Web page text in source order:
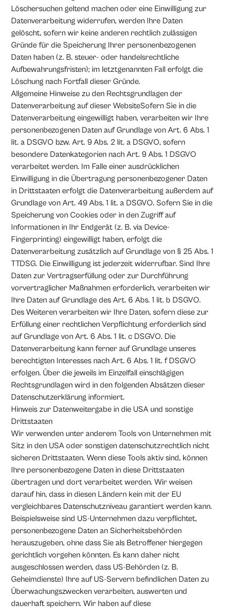
Löschersuchen geltend machen oder eine Einwilligung zur
Datenverarbeitung widerrufen, werden Ihre Daten
gelöscht, sofern wir keine anderen rechtlich zulässigen
Gründe für die Speicherung Ihrer personenbezogenen
Daten haben (z. B. steuer- oder handelsrechtliche
Aufbewahrungsfristen); im letztgenannten Fall erfolgt die
Löschung nach Fortfall dieser Gründe.
Allgemeine Hinweise zu den Rechtsgrundlagen der
Datenverarbeitung auf dieser WebsiteSofern Sie in die
Datenverarbeitung eingewilligt haben, verarbeiten wir Ihre
personenbezogenen Daten auf Grundlage von Art. 6 Abs. 1
lit. a DSGVO bzw. Art. 9 Abs. 2 lit. a DSGVO, sofern
besondere Datenkategorien nach Art. 9 Abs. 1 DSGVO
verarbeitet werden. Im Falle einer ausdrücklichen
Einwilligung in die Übertragung personenbezogener Daten
in Drittstaaten erfolgt die Datenverarbeitung außerdem auf
Grundlage von Art. 49 Abs. 1 lit. a DSGVO. Sofern Sie in die
Speicherung von Cookies oder in den Zugriff auf
Informationen in Ihr Endgerät (z. B. via Device-
Fingerprinting) eingewilligt haben, erfolgt die
Datenverarbeitung zusätzlich auf Grundlage von § 25 Abs. 1
TTDSG. Die Einwilligung ist jederzeit widerrufbar. Sind Ihre
Daten zur Vertragserfüllung oder zur Durchführung
vorvertraglicher Maßnahmen erforderlich, verarbeiten wir
Ihre Daten auf Grundlage des Art. 6 Abs. 1 lit. b DSGVO.
Des Weiteren verarbeiten wir Ihre Daten, sofern diese zur
Erfüllung einer rechtlichen Verpflichtung erforderlich sind
auf Grundlage von Art. 6 Abs. 1 lit. c DSGVO. Die
Datenverarbeitung kann ferner auf Grundlage unseres
berechtigten Interesses nach Art. 6 Abs. 1 lit. f DSGVO
erfolgen. Über die jeweils im Einzelfall einschlägigen
Rechtsgrundlagen wird in den folgenden Absätzen dieser
Datenschutzerklärung informiert.
Hinweis zur Datenweitergabe in die USA und sonstige
Drittstaaten
Wir verwenden unter anderem Tools von Unternehmen mit
Sitz in den USA oder sonstigen datenschutzrechtlich nicht
sicheren Drittstaaten. Wenn diese Tools aktiv sind, können
Ihre personenbezogene Daten in diese Drittstaaten
übertragen und dort verarbeitet werden. Wir weisen
darauf hin, dass in diesen Ländern kein mit der EU
vergleichbares Datenschutzniveau garantiert werden kann.
Beispielsweise sind US-Unternehmen dazu verpflichtet,
personenbezogene Daten an Sicherheitsbehörden
herauszugeben, ohne dass Sie als Betroffener hiergegen
gerichtlich vorgehen könnten. Es kann daher nicht
ausgeschlossen werden, dass US-Behörden (z. B.
Geheimdienste) Ihre auf US-Servern befindlichen Daten zu
Überwachungszwecken verarbeiten, auswerten und
dauerhaft speichern. Wir haben auf diese